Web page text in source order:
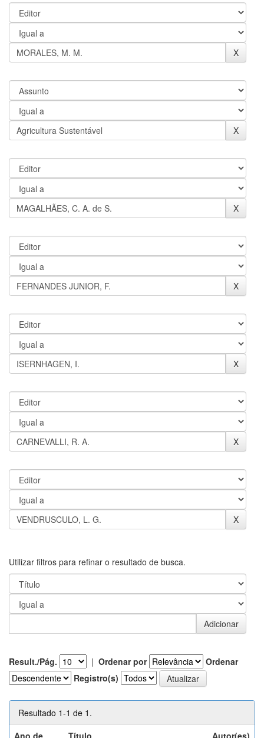
Utilizar filtros para refinar o resultado de busca.
Result./Pág. | Ordenar por
Ordenar
Registro(s)
Resultado 1-1 de 1.
Ano de
Título Autor(es)